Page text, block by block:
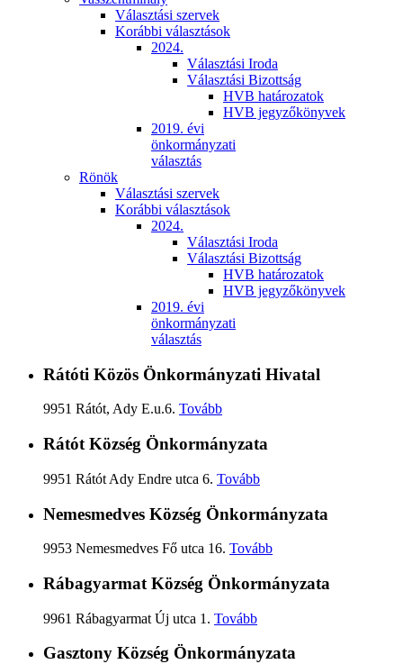
Választási szervek
Korábbi választások
2024.
Választási Iroda
Választási Bizottság
HVB határozatok
HVB jegyzőkönyvek
2019. évi
önkormányzati
választás
Rönök
Választási szervek
Korábbi választások
2024.
Választási Iroda
Választási Bizottság
HVB határozatok
HVB jegyzőkönyvek
2019. évi
önkormányzati
választás
Rátóti Közös Önkormányzati Hivatal
9951 Rátót, Ady E.u.6. Tovább
Rátót Község Önkormányzata
9951 Rátót Ady Endre utca 6. Tovább
Nemesmedves Község Önkormányzata
9953 Nemesmedves Fő utca 16. Tovább
Rábagyarmat Község Önkormányzata
9961 Rábagyarmat Új utca 1. Tovább
Gasztony Község Önkormányzata